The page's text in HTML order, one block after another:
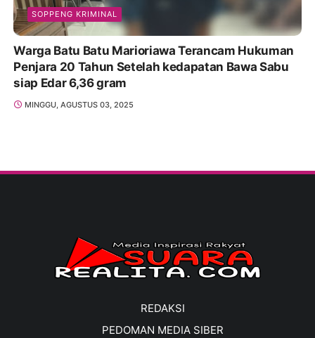
SOPPENG KRIMINAL
Warga Batu Batu Marioriawa Terancam Hukuman
Penjara 20 Tahun Setelah kedapatan Bawa Sabu
siap Edar 6,36 gram
MINGGU, AGUSTUS 03, 2025
REDAKSI
PEDOMAN MEDIA SIBER